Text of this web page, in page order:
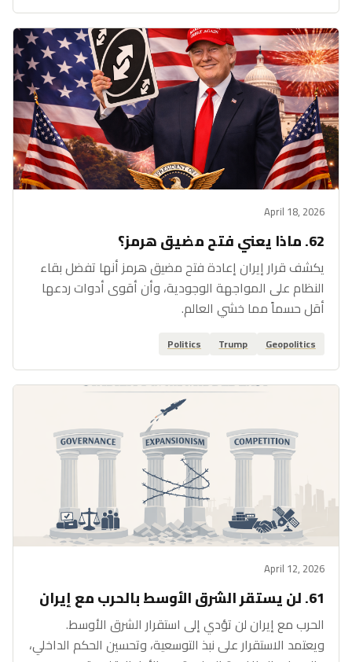
April 18, 2026
62. ماذا يعني فتح مضيق هرمز؟
يكشف قرار إيران إعادة فتح مضيق هرمز أنها تفضل بقاء
النظام على المواجهة الوجودية، وأن أقوى أدوات ردعها
أقل حسماً مما خشي العالم.
Geopolitics
Trump
Politics
April 12, 2026
61. لن يستقر الشرق الأوسط بالحرب مع إيران
الحرب مع إيران لن تؤدي إلى استقرار الشرق الأوسط.
ويعتمد الاستقرار على نبذ التوسعية، وتحسين الحكم الداخلي،